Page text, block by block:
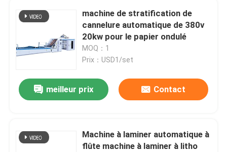
Produits
machine de stratification de
cannelure automatique de 380v
20kw pour le papier ondulé
MOQ：1
Prix：USD1/set
meilleur prix Contact
Machine à laminer automatique à
flûte machine à laminer à litho